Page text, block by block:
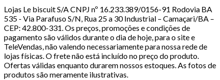
Lojas Le biscuit S/A CNPJ nº 16.233.389/0156-91 Rodovia BA
535 - Via Parafuso S/N, Rua 25 a 30 Industrial – Camaçari/BA –
CEP: 42.800-331. Os preços, promoções e condições de
pagamento são válidos durante o dia de hoje, para o site e
TeleVendas, não valendo necessariamente para nossa rede de
lojas físicas. O frete não está incluído no preço do produto.
Ofertas válidas enquanto durarem nossos estoques. As fotos de
produtos são meramente ilustrativas.